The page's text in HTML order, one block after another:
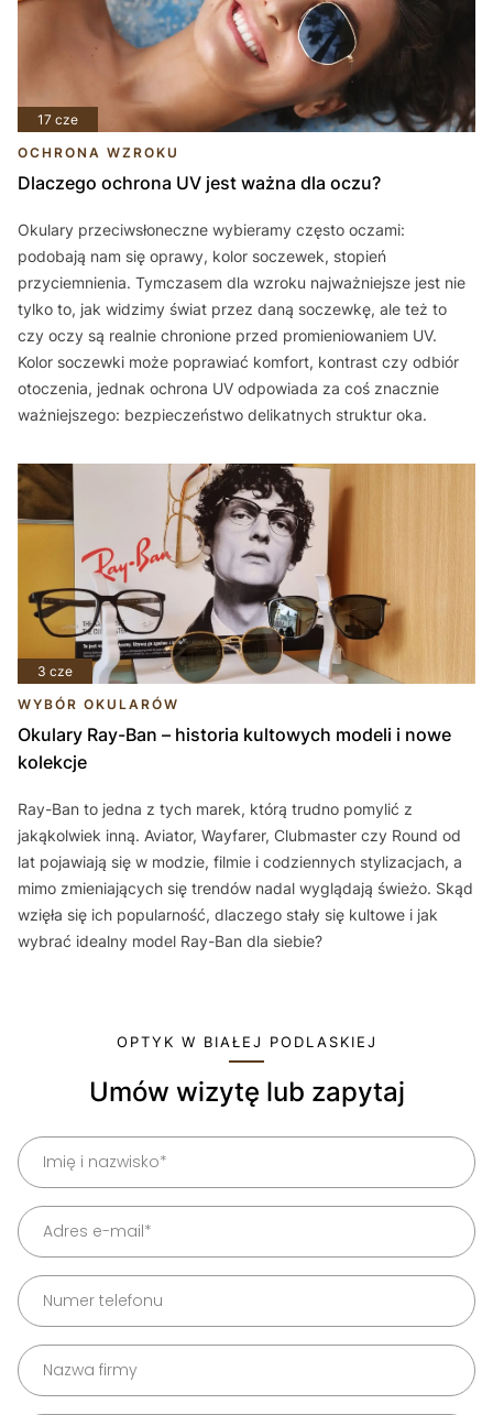
17 cze
OCHRONA WZROKU
Dlaczego ochrona UV jest ważna dla oczu?
Okulary przeciwsłoneczne wybieramy często oczami:
podobają nam się oprawy, kolor soczewek, stopień
przyciemnienia. Tymczasem dla wzroku najważniejsze jest nie
tylko to, jak widzimy świat przez daną soczewkę, ale też to
czy oczy są realnie chronione przed promieniowaniem UV.
Kolor soczewki może poprawiać komfort, kontrast czy odbiór
otoczenia, jednak ochrona UV odpowiada za coś znacznie
ważniejszego: bezpieczeństwo delikatnych struktur oka.
3 cze
WYBÓR OKULARÓW
Okulary Ray-Ban – historia kultowych modeli i nowe
kolekcje
Ray-Ban to jedna z tych marek, którą trudno pomylić z
jakąkolwiek inną. Aviator, Wayfarer, Clubmaster czy Round od
lat pojawiają się w modzie, filmie i codziennych stylizacjach, a
mimo zmieniających się trendów nadal wyglądają świeżo. Skąd
wzięła się ich popularność, dlaczego stały się kultowe i jak
wybrać idealny model Ray-Ban dla siebie?
OPTYK W BIAŁEJ PODLASKIEJ
Umów wizytę lub zapytaj